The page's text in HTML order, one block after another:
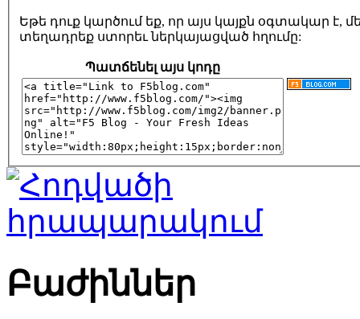
Եթե դուք կարծում եք, որ այս կայքն օգտակար է,
տեղադրեք ստորեւ ներկայացված հղումը:
Պատճենել այս կոդը
Բաժիններ